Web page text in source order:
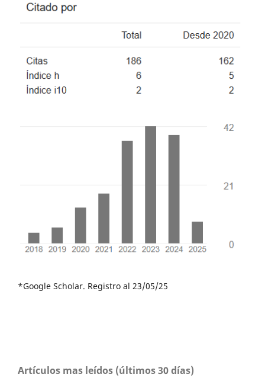
*Google Scholar. Registro al 23/05/25
Artículos mas leídos (últimos 30 días)